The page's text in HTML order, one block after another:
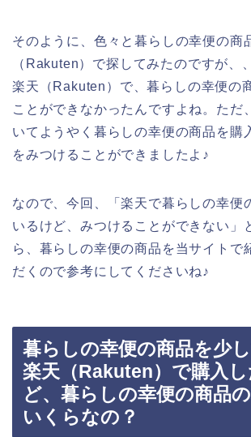
そのように、色々と暮らしの幸便の商
（Rakuten）で探してみたのですが、
楽天（Rakuten）で、暮らしの幸便の
ことができなかったんですよね。ただ
いてようやく暮らしの幸便の商品を購
をみつけることができましたよ♪
なので、今回、「楽天で暮らしの幸便
いるけど、みつけることができない」
ら、暮らしの幸便の商品を当サイトで
だくので参考にしてくださいね♪
暮らしの幸便の商品を少
楽天（Rakuten）で購入
ど、暮らしの幸便の商品
いくらなの？